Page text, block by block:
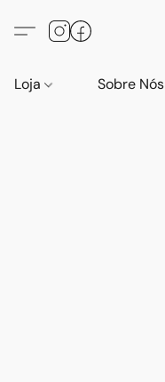
Loja Sobre Nós